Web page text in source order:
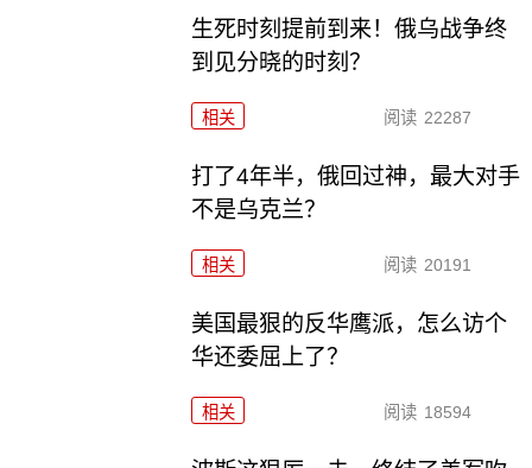
生死时刻提前到来！俄乌战争终
到见分晓的时刻？
相关 阅读 22287
打了4年半，俄回过神，最大对手
不是乌克兰？
相关 阅读 20191
美国最狠的反华鹰派，怎么访个
华还委屈上了？
相关 阅读 18594